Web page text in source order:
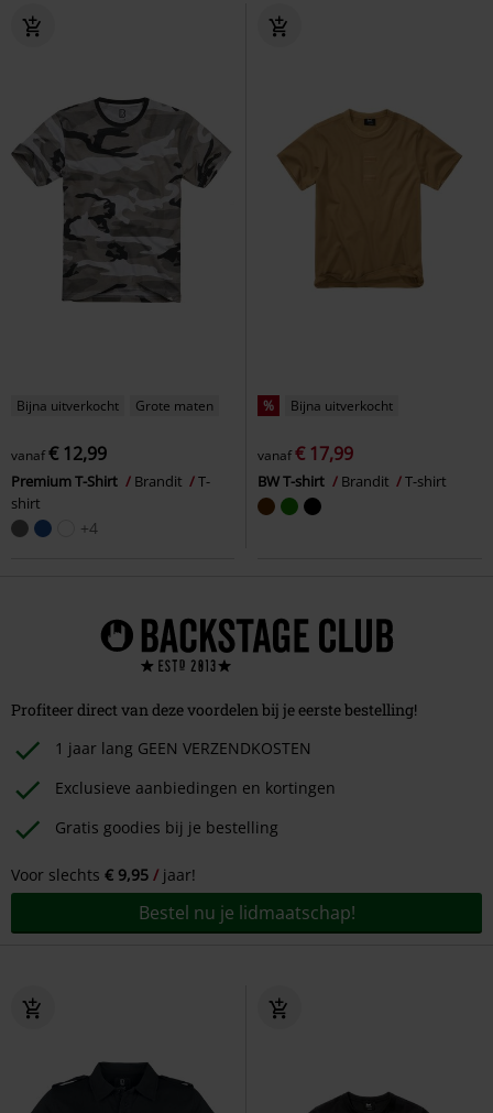
Bijna uitverkocht Grote maten
vanaf€ 12,99
Premium T-Shirt Brandit
T-
shirt
+4
% Bijna uitverkocht
vanaf€ 17,99
BW T-shirt Brandit T-shirt
Profiteer direct van deze voordelen bij je eerste bestelling!
1 jaar lang GEEN VERZENDKOSTEN
Exclusieve aanbiedingen en kortingen
Gratis goodies bij je bestelling
Voor slechts € 9,95 jaar!
Bestel nu je lidmaatschap!